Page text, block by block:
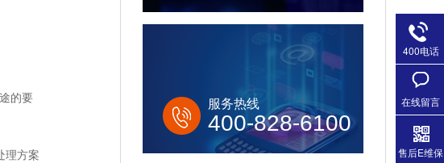
的要
理方案
服务热线
400-828-6100
400电话
在线留言
售后E维保